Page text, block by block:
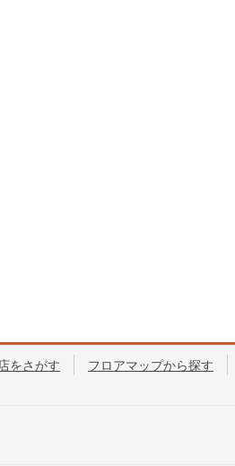
をさがす フロアマップから探す